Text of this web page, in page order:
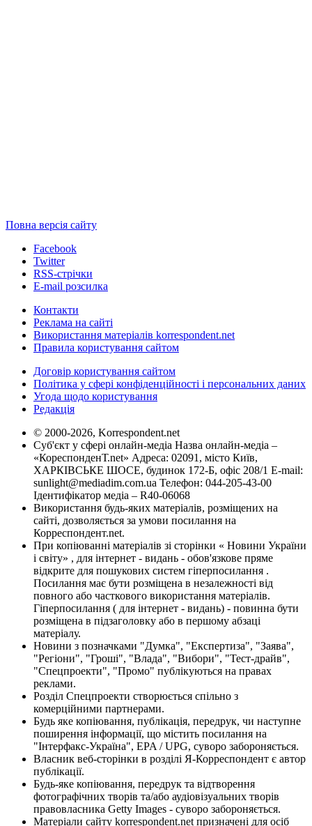
Повна версія сайту
Facebook
Twitter
RSS-стрічки
E-mail розсилка
Контакти
Реклама на сайті
Використання матеріалів korrespondent.net
Правила користування сайтом
Договір користування сайтом
Політика у сфері конфіденційності і персональних даних
Угода щодо користування
Редакція
© 2000-2026, Korrespondent.net
Суб'єкт у сфері онлайн-медіа Назва онлайн-медіа –
«КореспонденТ.net» Адреса: 02091, місто Київ,
ХАРКІВСЬКЕ ШОСЕ, будинок 172-Б, офіс 208/1 E-mail:
sunlight@mediadim.com.ua Телефон: 044-205-43-00
Ідентифікатор медіа – R40-06068
Використання будь-яких матеріалів, розміщених на
сайті, дозволяється за умови посилання на
Корреспондент.net.
При копіюванні матеріалів зі сторінки « Новини України
і світу» , для інтернет - видань - обов'язкове пряме
відкрите для пошукових систем гіперпосилання .
Посилання має бути розміщена в незалежності від
повного або часткового використання матеріалів.
Гіперпосилання ( для інтернет - видань) - повинна бути
розміщена в підзаголовку або в першому абзаці
матеріалу.
Новини з позначками "Думка", "Експертиза", "Заява",
"Регіони", "Гроші", "Влада", "Вибори", "Тест-драйв",
"Спецпроекти", "Промо" публікуються на правах
реклами.
Розділ Спецпроекти створюється спільно з
комерційними партнерами.
Будь яке копіювання, публікація, передрук, чи наступне
поширення інформації, що містить посилання на
"Інтерфакс-Україна", EPA / UPG, суворо забороняється.
Власник веб-сторінки в розділі Я-Корреспондент є автор
публікації.
Будь-яке копіювання, передрук та відтворення
фотографічних творів та/або аудіовізуальних творів
правовласника Getty Images - суворо забороняється.
Матеріали сайту korrespondent.net призначені для осіб